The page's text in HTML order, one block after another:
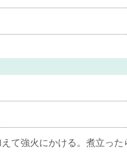
て強火にかける。煮立っ